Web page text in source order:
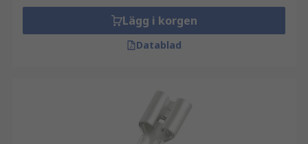
att förhindra elektriska stötar. De hjälper
också till att hålla vätskor och föroreningar
borta från den elektriska anslutningen.
vanligaste elektriska och elektroniska
Lägg i korgen
Datablad